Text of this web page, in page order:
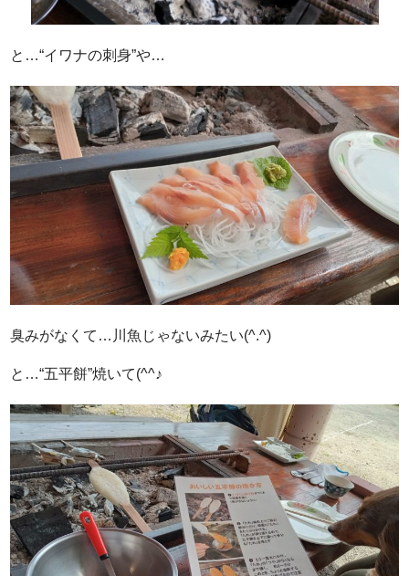
と…“イワナの刺身”や…
臭みがなくて…川魚じゃないみたい(^.^)
と…“五平餅”焼いて(^^♪